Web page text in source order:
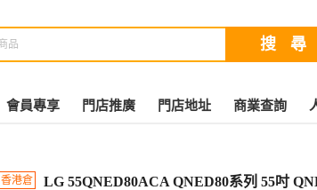
會員專享 門店推廣 門店地址 商業查詢
香港倉 LG 55QNED80ACA QNED80系列 55吋